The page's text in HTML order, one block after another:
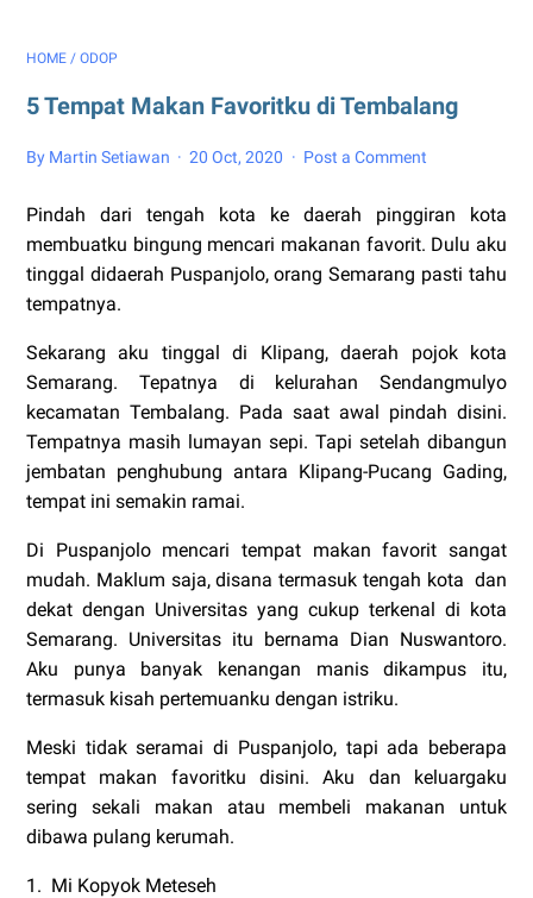
HOME / ODOP
5 Tempat Makan Favoritku di Tembalang
By Martin Setiawan 20 Oct, 2020 Post a Comment
Pindah dari tengah kota ke daerah pinggiran kota
membuatku bingung mencari makanan favorit. Dulu aku
tinggal didaerah Puspanjolo, orang Semarang pasti tahu
tempatnya.
Sekarang aku tinggal di Klipang, daerah pojok kota
Semarang. Tepatnya di kelurahan Sendangmulyo
kecamatan Tembalang. Pada saat awal pindah disini.
Tempatnya masih lumayan sepi. Tapi setelah dibangun
jembatan penghubung antara Klipang-Pucang Gading,
tempat ini semakin ramai.
Di Puspanjolo mencari tempat makan favorit sangat
mudah. Maklum saja, disana termasuk tengah kota dan
dekat dengan Universitas yang cukup terkenal di kota
Semarang. Universitas itu bernama Dian Nuswantoro.
Aku punya banyak kenangan manis dikampus itu,
termasuk kisah pertemuanku dengan istriku.
Meski tidak seramai di Puspanjolo, tapi ada beberapa
tempat makan favoritku disini. Aku dan keluargaku
sering sekali makan atau membeli makanan untuk
dibawa pulang kerumah.
1. Mi Kopyok Meteseh